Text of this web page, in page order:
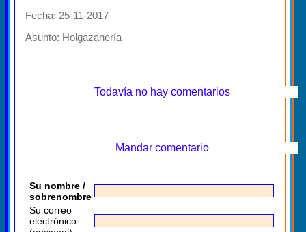
Fecha: 25-11-2017
Asunto: Holgazanería
Todavía no hay comentarios
Mandar comentario
Su nombre /
sobrenombre
Su correo
electrónico